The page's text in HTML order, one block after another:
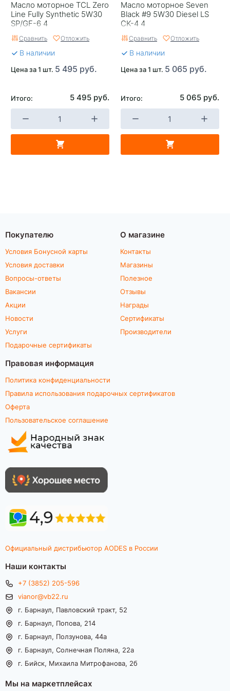
Масло моторное TCL Zero
Line Fully Synthetic 5W30
SP/GF-6 4
Сравнить Отложить
В наличии
Цена за 1 шт. 5 495 руб.
Итого: 5 495 руб.
Масло моторное Seven
Black #9 5W30 Diesel LS
CK-4 4
Сравнить Отложить
В наличии
Цена за 1 шт. 5 065 руб.
Итого: 5 065 руб.
Покупателю
Условия Бонусной карты
Условия доставки
Вопросы-ответы
Вакансии
Акции
Новости
Услуги
Подарочные сертификаты
О магазине
Контакты
Магазины
Полезное
Отзывы
Награды
Сертификаты
Производители
Правовая информация
Политика конфиденциальности
Правила использования подарочных сертификатов
Оферта
Пользовательское соглашение
Официальный дистрибьютор AODES в России
Наши контакты
+7 (3852) 205-596
vianor@vb22.ru
г. Барнаул, Павловский тракт, 52
г. Барнаул, Попова, 214
г. Барнаул, Ползунова, 44а
г. Барнаул, Солнечная Поляна, 22а
г. Бийск, Михаила Митрофанова, 2б
Мы на маркетплейсах